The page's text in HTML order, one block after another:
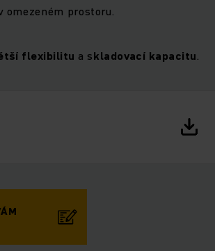
omezeném prostoru.
flexibilitu a skladovací kapacitu.